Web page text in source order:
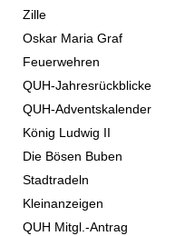
Zille
Oskar Maria Graf
Feuerwehren
QUH-Jahresrückblicke
QUH-Adventskalender
König Ludwig II
Die Bösen Buben
Stadtradeln
Kleinanzeigen
QUH Mitgl.-Antrag